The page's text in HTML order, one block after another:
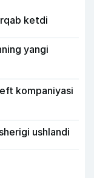
ketdi
yangi
kompaniyasi
ushlandi